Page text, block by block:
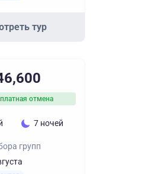
тур
отмена
7 ночей
групп